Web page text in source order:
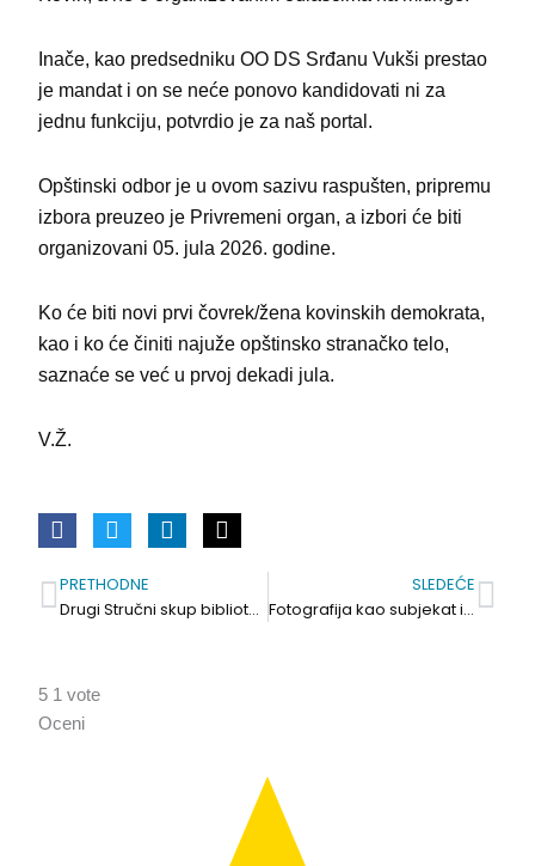
Inače, kao predsedniku OO DS Srđanu Vukši prestao
je mandat i on se neće ponovo kandidovati ni za
jednu funkciju, potvrdio je za naš portal.
Opštinski odbor je u ovom sazivu raspušten, pripremu
izbora preuzeo je Privremeni organ, a izbori će biti
organizovani 05. jula 2026. godine.
Ko će biti novi prvi čovrek/žena kovinskih demokrata,
kao i ko će činiti najuže opštinsko stranačko telo,
saznaće se već u prvoj dekadi jula.
V.Ž.
Prev
PRETHODNE
Drugi Stručni skup bibliotekara na Čardaku
SLEDEĆE
Fotografija kao subjekat ili objekat. Marija Đorđević i Larisa Mikić
5 1 vote
Oceni